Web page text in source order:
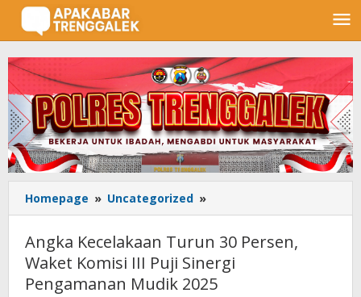
Lewati
konten
Homepage » Uncategorized »
Kecelakaan
30
Persen,
Waket
Angka Kecelakaan Turun 30 Persen,
Waket Komisi III Puji Sinergi
Pengamanan Mudik 2025